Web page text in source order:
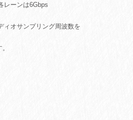
レーンは6Gbps
ィオサンプリング周波数を